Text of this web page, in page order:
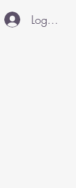
Logg inn